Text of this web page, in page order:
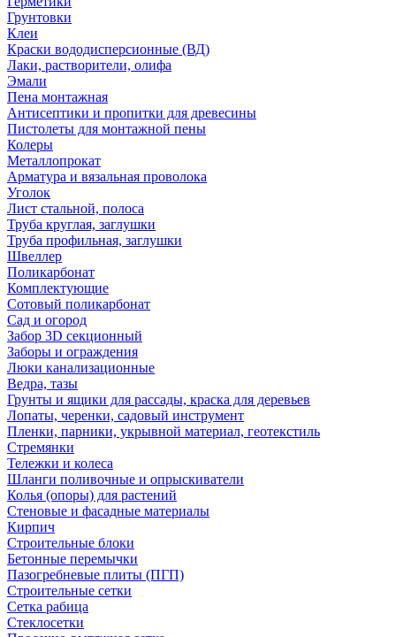
Грунтовки
Клеи
Краски вододисперсионные (ВД)
Лаки, растворители, олифа
Эмали
Пена монтажная
Антисептики и пропитки для древесины
Пистолеты для монтажной пены
Колеры
Металлопрокат
Арматура и вязальная проволока
Уголок
Лист стальной, полоса
Труба круглая, заглушки
Труба профильная, заглушки
Швеллер
Поликарбонат
Комплектующие
Сотовый поликарбонат
Сад и огород
Забор 3D секционный
Заборы и ограждения
Люки канализационные
Ведра, тазы
Грунты и ящики для рассады, краска для деревьев
Лопаты, черенки, садовый инструмент
Пленки, парники, укрывной материал, геотекстиль
Стремянки
Тележки и колеса
Шланги поливочные и опрыскиватели
Колья (опоры) для растений
Стеновые и фасадные материалы
Кирпич
Строительные блоки
Бетонные перемычки
Пазогребневые плиты (ПГП)
Строительные сетки
Сетка рабица
Стеклосетки